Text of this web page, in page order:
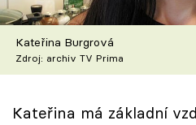
Škola vaření
Recepty z TV
Speciál: Cuketa
Kateřina Burgrová
Zdroj: archiv TV Prima
Kateřina má základní